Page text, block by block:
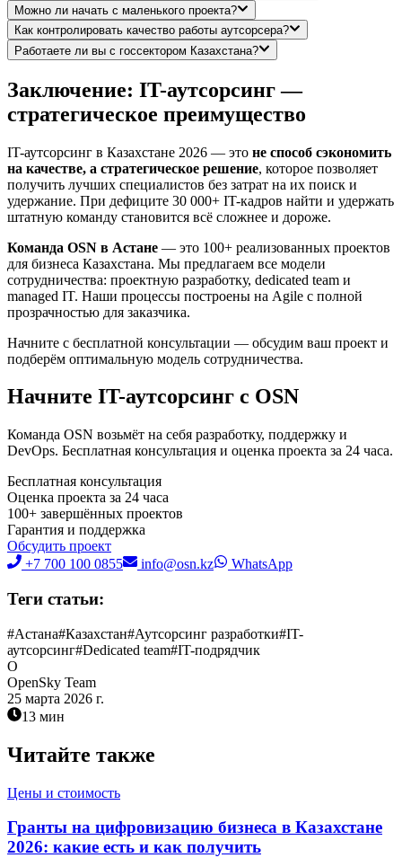
Можно ли начать с маленького проекта?
Как контролировать качество работы аутсорсера?
Работаете ли вы с госсектором Казахстана?
Заключение: IT-аутсорсинг —
стратегическое преимущество
IT-аутсорсинг в Казахстане 2026 — это не способ сэкономить
на качестве, а стратегическое решение, которое позволяет
получить лучших специалистов без затрат на их поиск и
удержание. При дефиците 30 000+ IT-кадров найти и удержать
штатную команду становится всё сложнее и дороже.
Команда OSN в Астане — это 100+ реализованных проектов
для бизнеса Казахстана. Мы предлагаем все модели
сотрудничества: проектную разработку, dedicated team и
managed IT. Наши процессы построены на Agile с полной
прозрачностью для заказчика.
Начните с бесплатной консультации — обсудим ваш проект и
подберём оптимальную модель сотрудничества.
Начните IT-аутсорсинг с OSN
Команда OSN возьмёт на себя разработку, поддержку и
DevOps. Бесплатная консультация и оценка проекта за 24 часа.
Бесплатная консультация
Оценка проекта за 24 часа
100+ завершённых проектов
Гарантия и поддержка
Обсудить проект
+7 700 100 0855
info@osn.kz WhatsApp
Теги статьи:
#Астана#Казахстан#Аутсорсинг разработки#IT-
аутсорсинг#Dedicated team#IT-подрядчик
O
OpenSky Team
25 марта 2026 г.
13 мин
Читайте также
Цены и стоимость
Гранты на цифровизацию бизнеса в Казахстане
2026: какие есть и как получить